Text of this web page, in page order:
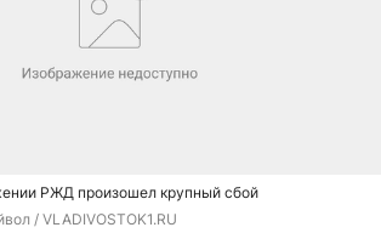
РЖД произошел крупный сбой
/ VLADIVOSTOK1.RU